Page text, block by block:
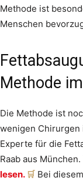
Methode ist
Menschen
Methode
Die Methode ist
wenigen Chirurgen
Experte für die
Raab aus
lesen.
Bei